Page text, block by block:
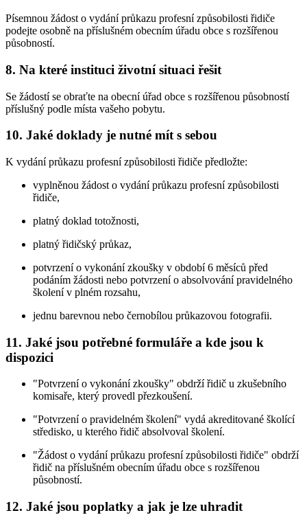
Písemnou žádost o vydání průkazu profesní způsobilosti řidiče
podejte osobně na příslušném obecním úřadu obce s rozšířenou
působností.
8. Na které instituci životní situaci řešit
Se žádostí se obraťte na obecní úřad obce s rozšířenou působností
příslušný podle místa vašeho pobytu.
10. Jaké doklady je nutné mít s sebou
K vydání průkazu profesní způsobilosti řidiče předložte:
vyplněnou žádost o vydání průkazu profesní způsobilosti
řidiče,
platný doklad totožnosti,
platný řidičský průkaz,
potvrzení o vykonání zkoušky v období 6 měsíců před
podáním žádosti nebo potvrzení o absolvování pravidelného
školení v plném rozsahu,
jednu barevnou nebo černobílou průkazovou fotografii.
11. Jaké jsou potřebné formuláře a kde jsou k
dispozici
"Potvrzení o vykonání zkoušky" obdrží řidič u zkušebního
komisaře, který provedl přezkoušení.
"Potvrzení o pravidelném školení" vydá akreditované školící
středisko, u kterého řidič absolvoval školení.
"Žádost o vydání průkazu profesní způsobilosti řidiče" obdrží
řidič na příslušném obecním úřadu obce s rozšířenou
působností.
12. Jaké jsou poplatky a jak je lze uhradit